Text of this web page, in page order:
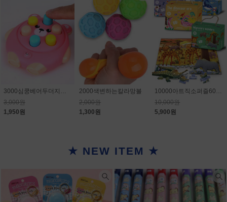
3000심쿵베어두더지게임
3,000원
1,950원
2000색변하는칼라망볼
2,000원
1,300원
10000아트직소퍼즐60PCS
10,000원
5,900원
★ NEW ITEM ★